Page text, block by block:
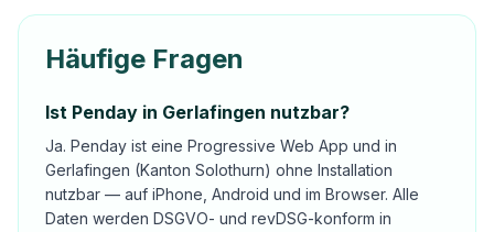
Häufige Fragen
Ist Penday in Gerlafingen nutzbar?
Ja. Penday ist eine Progressive Web App und in
Gerlafingen (Kanton Solothurn) ohne Installation
nutzbar — auf iPhone, Android und im Browser. Alle
Daten werden DSGVO- und revDSG-konform in